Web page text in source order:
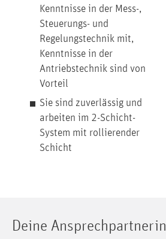
Kenntnisse in der Mess-,
Steuerungs- und
Regelungstechnik mit,
Kenntnisse in der
Antriebstechnik sind von
Vorteil
Sie sind zuverlässig und
arbeiten im 2-Schicht-
System mit rollierender
Schicht
Deine Ansprechpartnerin